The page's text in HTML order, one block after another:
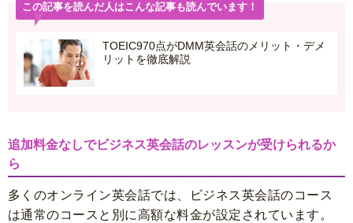
この記事を読んだ人はこんな記事も読んでいます！
TOEIC970点がDMM英会話のメリット・デメ
リットを徹底解説
追加料金なしでビジネス英会話のレッスンが受けられるか
ら
多くのオンライン英会話では、ビジネス英会話のコース
は通常のコースと別に高額な料金が設定されています。